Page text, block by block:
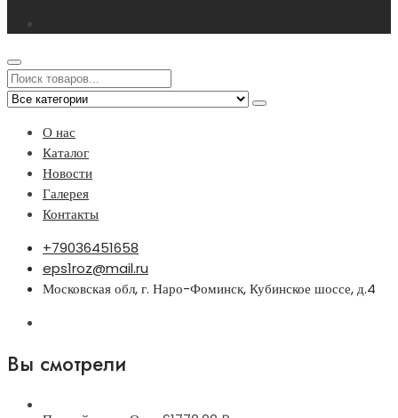
О нас
Каталог
Новости
Галерея
Контакты
+79036451658
eps1roz@mail.ru
Московская обл, г. Наро-Фоминск, Кубинское шоссе, д.4
Вы смотрели